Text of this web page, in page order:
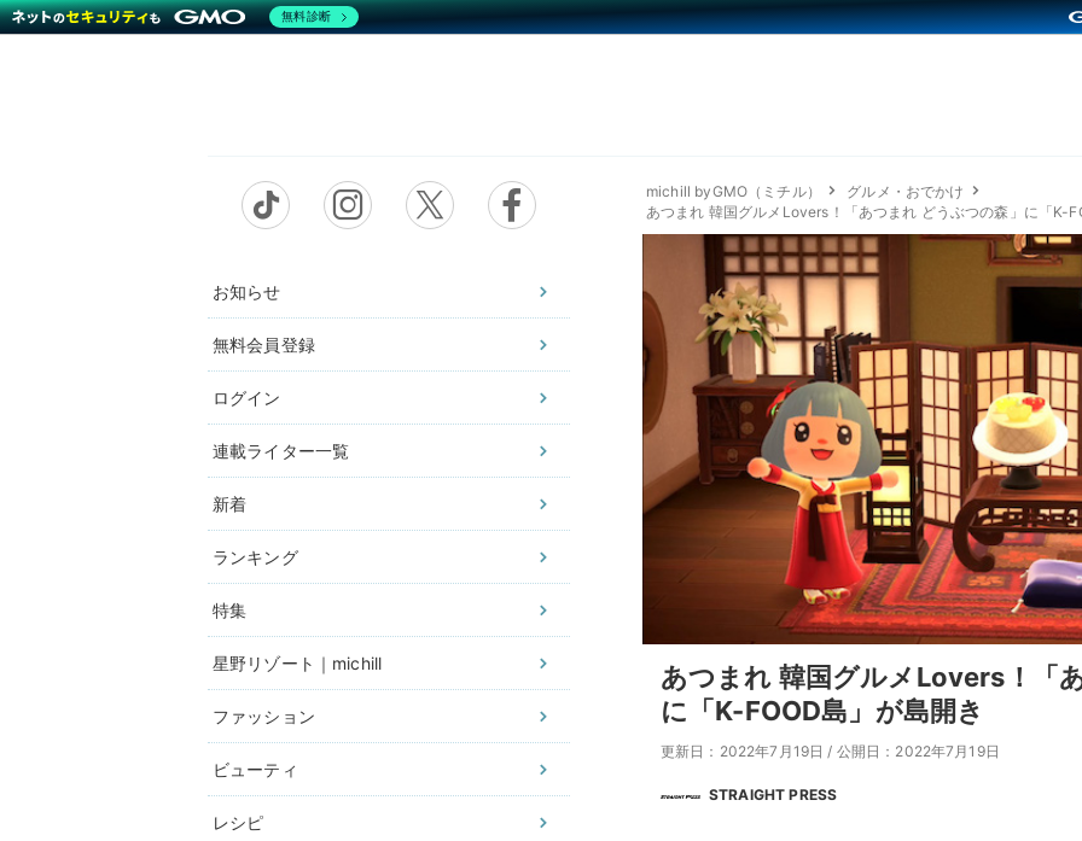
お知らせ
無料会員登録
ログイン
連載ライター一覧
新着
ランキング
特集
星野リゾート｜michill
ファッション
ビューティ
レシピ
michill byGMO（ミチル）
グルメ・おでかけ
あつまれ 韓国グルメLovers！「あつまれ どうぶつの森」に「K-
あつまれ 韓国グルメLovers！「
に「K-FOOD島」が島開き
更新日：2022年7月19日 / 公開日：2022年7月19日
STRAIGHT PRESS
無料診断